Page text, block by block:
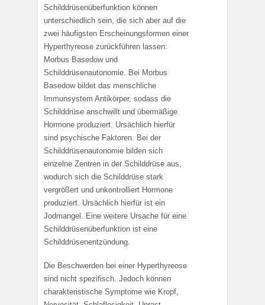
Schilddrüsenüberfunktion können
unterschiedlich sein, die sich aber auf die
zwei häufigsten Erscheinungsformen einer
Hyperthyreose zurückführen lassen:
Morbus Basedow und
Schilddrüsenautonomie. Bei Morbus
Basedow bildet das menschliche
Immunsystem Antikörper, sodass die
Schilddrüse anschwillt und übermäßige
Hormone produziert. Ursächlich hierfür
sind psychische Faktoren. Bei der
Schilddrüsenautonomie bilden sich
einzelne Zentren in der Schilddrüse aus,
wodurch sich die Schilddrüse stark
vergrößert und unkontrolliert Hormone
produziert. Ursächlich hierfür ist ein
Jodmangel. Eine weitere Ursache für eine
Schilddrüsenüberfunktion ist eine
Schilddrüsenentzündung.
Die Beschwerden bei einer Hyperthyreose
sind nicht spezifisch. Jedoch können
charakteristische Symptome wie Kropf,